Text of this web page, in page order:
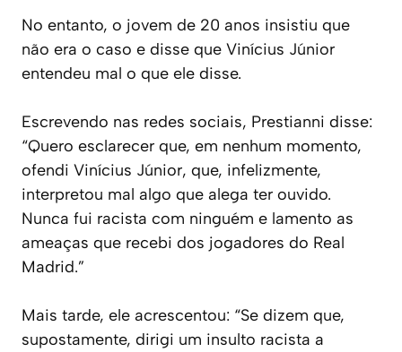
No entanto, o jovem de 20 anos insistiu que
não era o caso e disse que Vinícius Júnior
entendeu mal o que ele disse.
Escrevendo nas redes sociais, Prestianni disse:
“Quero esclarecer que, em nenhum momento,
ofendi Vinícius Júnior, que, infelizmente,
interpretou mal algo que alega ter ouvido.
Nunca fui racista com ninguém e lamento as
ameaças que recebi dos jogadores do Real
Madrid.”
Mais tarde, ele acrescentou: “Se dizem que,
supostamente, dirigi um insulto racista a